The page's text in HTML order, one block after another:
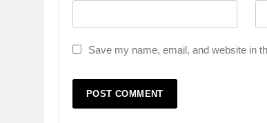
Save my name, email, and website in